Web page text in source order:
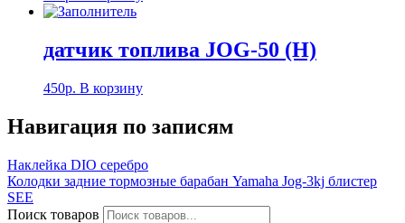
датчик топлива JOG-50 (H)
450р. В корзину
Навигация по записям
Наклейка DIO серебро
Колодки задние тормозные барабан Yamaha Jog-3kj блистер
SEE
Поиск товаров